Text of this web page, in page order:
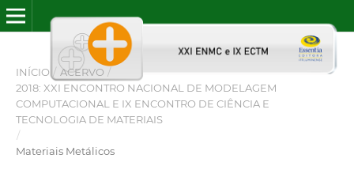
INÍCIO / ACERVO /
2018: XXI ENCONTRO NACIONAL DE MODELAGEM
COMPUTACIONAL E IX ENCONTRO DE CIÊNCIA E
TECNOLOGIA DE MATERIAIS
/
Materiais Metálicos